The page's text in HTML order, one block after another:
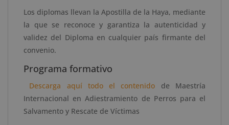
Los diplomas llevan la Apostilla de la Haya, mediante
la que se reconoce y garantiza la autenticidad y
validez del Diploma en cualquier país firmante del
convenio.
Programa formativo
Descarga aquí todo el contenido de Maestría
Internacional en Adiestramiento de Perros para el
Salvamento y Rescate de Víctimas